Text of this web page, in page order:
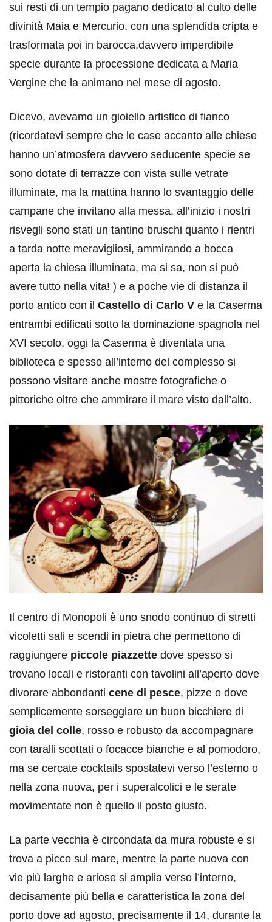
sui resti di un tempio pagano dedicato al culto delle
divinità Maia e Mercurio, con una splendida cripta e
trasformata poi in barocca,davvero imperdibile
specie durante la processione dedicata a Maria
Vergine che la animano nel mese di agosto.
Dicevo, avevamo un gioiello artistico di fianco
(ricordatevi sempre che le case accanto alle chiese
hanno un’atmosfera davvero seducente specie se
sono dotate di terrazze con vista sulle vetrate
illuminate, ma la mattina hanno lo svantaggio delle
campane che invitano alla messa, all’inizio i nostri
risvegli sono stati un tantino bruschi quanto i rientri
a tarda notte meravigliosi, ammirando a bocca
aperta la chiesa illuminata, ma si sa, non si può
avere tutto nella vita! ) e a poche vie di distanza il
porto antico con il Castello di Carlo V e la Caserma
entrambi edificati sotto la dominazione spagnola nel
XVI secolo, oggi la Caserma è diventata una
biblioteca e spesso all’interno del complesso si
possono visitare anche mostre fotografiche o
pittoriche oltre che ammirare il mare visto dall’alto.
Il centro di Monopoli è uno snodo continuo di stretti
vicoletti sali e scendi in pietra che permettono di
raggiungere piccole piazzette dove spesso si
trovano locali e ristoranti con tavolini all’aperto dove
divorare abbondanti cene di pesce, pizze o dove
semplicemente sorseggiare un buon bicchiere di
gioia del colle, rosso e robusto da accompagnare
con taralli scottati o focacce bianche e al pomodoro,
ma se cercate cocktails spostatevi verso l’esterno o
nella zona nuova, per i superalcolici e le serate
movimentate non è quello il posto giusto.
La parte vecchia è circondata da mura robuste e si
trova a picco sul mare, mentre la parte nuova con
vie più larghe e ariose si amplia verso l’interno,
decisamente più bella e caratteristica la zona del
porto dove ad agosto, precisamente il 14, durante la